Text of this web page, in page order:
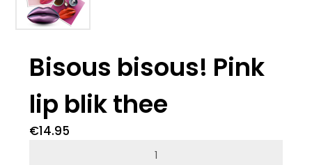
Bisous bisous! Pink
lip blik thee
€14.95
Bisous bisous! Pink lip blik thee aantal